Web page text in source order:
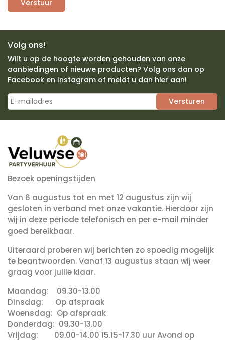
Verstuur
Volg ons!
Wilt u op de hoogte worden gehouden van onze
aanbiedingen of nieuwe producten? Volg ons dan op
Facebook en Instagram of meldt u dan hier aan!
Versturen
Bezoek openingstijden
Van 6 augustus tot en met 12 augustus zijn wij
gesloten in verband met onze vakantie. Hierdoor zijn
wij in deze periode telefonisch en per e-mail minder
goed bereikbaar.
Uiteraard proberen wij berichten zo spoedig mogelijk
te beantwoorden. Vanaf 13 augustus staan wij weer
graag voor jullie klaar.
Maandag: 09.30-13.00
Dinsdag: Op afspraak
Woensdag: Op afspraak
Donderdag: 09.30-13.00
Vrijdag: 09.00-14.00 15.15-17.30 uur Avond op